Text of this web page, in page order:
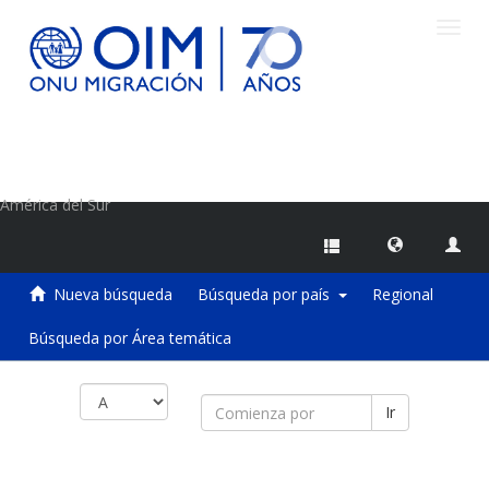
América del Sur
Nueva búsqueda Búsqueda por país Regional
Búsqueda por Área temática
Ir